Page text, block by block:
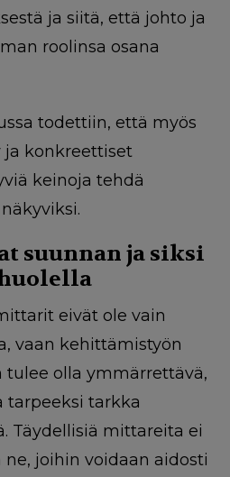
ja siitä, että johto ja
roolinsa osana
todettiin, että myös
ja konkreettiset
keinoja tehdä
suunnan ja siksi
eivät ole vain
vaan kehittämistyön
tulee olla ymmärrettävä,
tarpeeksi tarkka
Täydellisiä mittareita ei
joihin voidaan aidosti